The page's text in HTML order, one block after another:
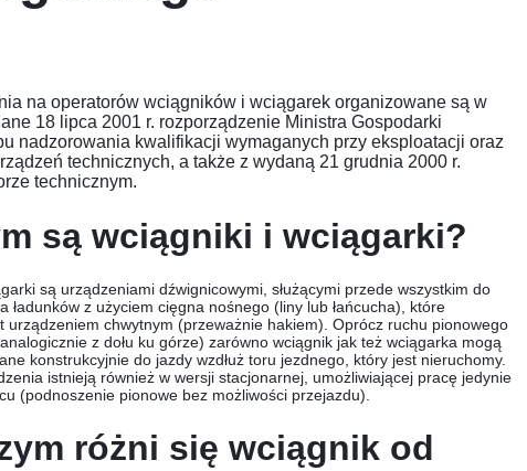
na operatorów wciągników i wciągarek organizowane są w
18 lipca 2001 r. rozporządzenie Ministra Gospodarki
nadzorowania kwalifikacji wymaganych przy eksploatacji oraz
technicznych, a także z wydaną 21 grudnia 2000 r.
technicznym.
są wciągniki i wciągarki?
są urządzeniami dźwignicowymi, służącymi przede wszystkim do
ładunków z użyciem cięgna nośnego (liny lub łańcucha), które
urządzeniem chwytnym (przeważnie hakiem). Oprócz ruchu pionowego
z dołu ku górze) zarówno wciągnik jak też wciągarka mogą
konstrukcyjnie do jazdy wzdłuż toru jezdnego, który jest nieruchomy.
istnieją również w wersji stacjonarnej, umożliwiającej pracę jedynie
(podnoszenie pionowe bez możliwości przejazdu).
różni się wciągnik od